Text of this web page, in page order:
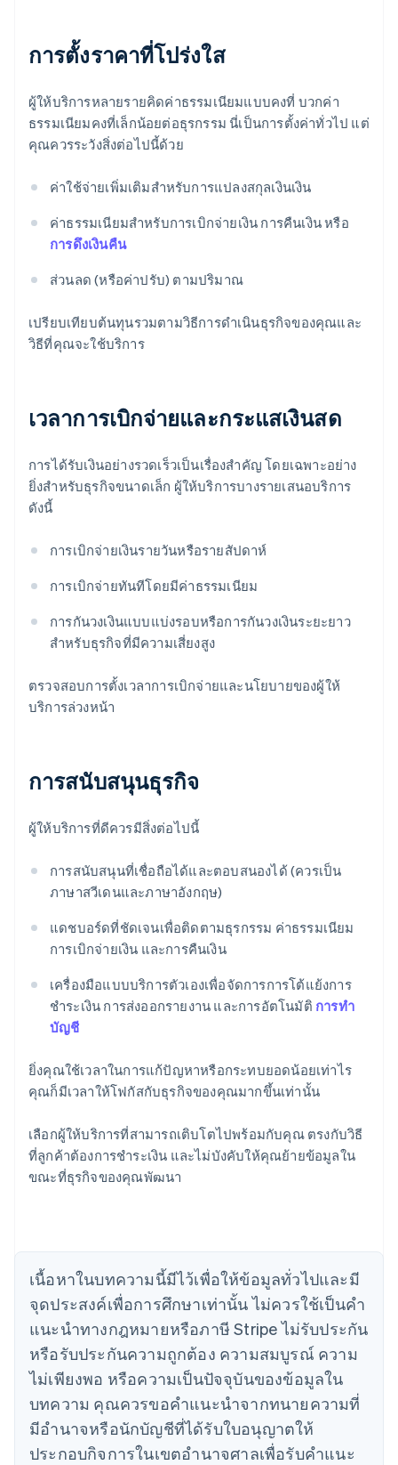
การตั้งราคาที่โปร่งใส
ผู้ให้บริการหลายรายคิดค่าธรรมเนียมแบบคงที่ บวกค่า
ธรรมเนียมคงที่เล็กน้อยต่อธุรกรรม นี่เป็นการตั้งค่าทั่วไป แต่
คุณควรระวังสิ่งต่อไปนี้ด้วย
ค่าใช้จ่ายเพิ่มเติมสำหรับการแปลงสกุลเงินเงิน
ค่าธรรมเนียมสำหรับการเบิกจ่ายเงิน การคืนเงิน หรือ
การดึงเงินคืน
ส่วนลด (หรือค่าปรับ) ตามปริมาณ
เปรียบเทียบต้นทุนรวมตามวิธีการดำเนินธุรกิจของคุณและ
วิธีที่คุณจะใช้บริการ
เวลาการเบิกจ่ายและกระแสเงินสด
การได้รับเงินอย่างรวดเร็วเป็นเรื่องสำคัญ โดยเฉพาะอย่าง
ยิ่งสำหรับธุรกิจขนาดเล็ก ผู้ให้บริการบางรายเสนอบริการ
ดังนี้
การเบิกจ่ายเงินรายวันหรือรายสัปดาห์
การเบิกจ่ายทันทีโดยมีค่าธรรมเนียม
การกันวงเงินแบบแบ่งรอบหรือการกันวงเงินระยะยาว
สำหรับธุรกิจที่มีความเสี่ยงสูง
ตรวจสอบการตั้งเวลาการเบิกจ่ายและนโยบายของผู้ให้
บริการล่วงหน้า
การสนับสนุนธุรกิจ
ผู้ให้บริการที่ดีควรมีสิ่งต่อไปนี้
การสนับสนุนที่เชื่อถือได้และตอบสนองได้ (ควรเป็น
ภาษาสวีเดนและภาษาอังกฤษ)
แดชบอร์ดที่ชัดเจนเพื่อติดตามธุรกรรม ค่าธรรมเนียม
การเบิกจ่ายเงิน และการคืนเงิน
เครื่องมือแบบบริการตัวเองเพื่อจัดการการโต้แย้งการ
ชำระเงิน การส่งออกรายงาน และการอัตโนมัติ การทำ
บัญชี
ยิ่งคุณใช้เวลาในการแก้ปัญหาหรือกระทบยอดน้อยเท่าไร
คุณก็มีเวลาให้โฟกัสกับธุรกิจของคุณมากขึ้นเท่านั้น
เลือกผู้ให้บริการที่สามารถเติบโตไปพร้อมกับคุณ ตรงกับวิธี
ที่ลูกค้าต้องการชำระเงิน และไม่บังคับให้คุณย้ายข้อมูลใน
ขณะที่ธุรกิจของคุณพัฒนา
เนื้อหาในบทความนี้มีไว้เพื่อให้ข้อมูลทั่วไปและมี
จุดประสงค์เพื่อการศึกษาเท่านั้น ไม่ควรใช้เป็นคํา
แนะนําทางกฎหมายหรือภาษี Stripe ไม่รับประกัน
หรือรับประกันความถูกต้อง ความสมบูรณ์ ความ
ไม่เพียงพอ หรือความเป็นปัจจุบันของข้อมูลใน
บทความ คุณควรขอคําแนะนําจากทนายความที่
มีอํานาจหรือนักบัญชีที่ได้รับใบอนุญาตให้
ประกอบกิจการในเขตอํานาจศาลเพื่อรับคําแนะ
English
เขตบริหารพิเศษฮ่องกง ประเทศจีน
English简体中文
แคนาดา
简体中文English
ไซปรัส
English
ญี่ปุ่น
日本語 English
เดนมาร์ก
English
ไทย
English
นอร์เวย์
English